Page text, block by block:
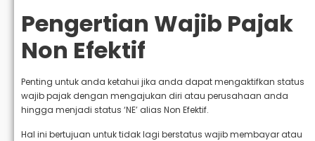
Pengertian Wajib Pajak
Non Efektif
Penting untuk anda ketahui jika anda dapat mengaktifkan status
wajib pajak dengan mengajukan diri atau perusahaan anda
hingga menjadi status ‘NE’ alias Non Efektif.
Hal ini bertujuan untuk tidak lagi berstatus wajib membayar atau